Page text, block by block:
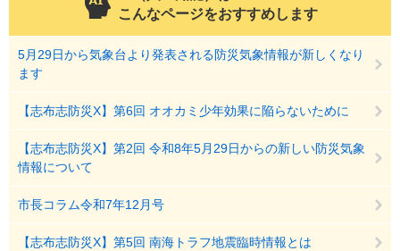
こんなページをおすすめします
5月29日から気象台より発表される防災気象情報が新しくなり
ます
【志布志防災X】第6回 オオカミ少年効果に陥らないために
【志布志防災X】第2回 令和8年5月29日からの新しい防災気象
情報について
市長コラム令和7年12月号
【志布志防災X】第5回 南海トラフ地震臨時情報とは